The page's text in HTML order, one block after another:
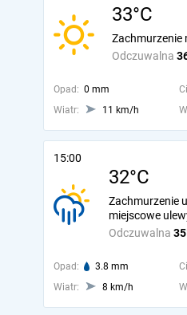
33°C
Odczuwalna
Zachmurzenie
Opad: 0 mm
Wiatr:
11 km/h
15:00
32°C
Odczuwalna
Zachmurzenie
miejscowe
Opad: 3.8 mm
Wiatr:
8 km/h